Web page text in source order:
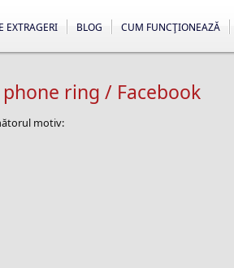
CUM FUNCŢIONEAZĂ
BLOG
EXTRAGERI
ring / Facebook
motiv: